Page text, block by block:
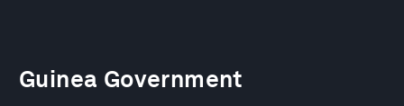
Guinea Government